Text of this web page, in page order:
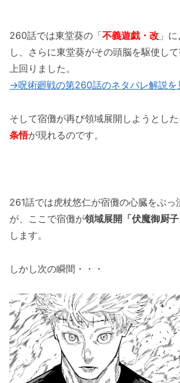
【呪術廻戦】261話のネタバレ最
「無量空処」と「伏魔御厨子」
い！！
「呪術廻戦の261話のネタバレ最
260話では東堂葵の「不義遊戯・改 」
し、さらに東堂葵がその頭脳を駆使し
上回りました。
→呪術廻戦の第260話のネタバレ解説を
そして宿儺が再び領域展開しようとし
条悟が現れるのです。
261話では虎杖悠仁が宿儺の心臓をぶっ
が、ここで宿儺が領域展開「伏魔御厨子
します。
しかし次の瞬間・・・